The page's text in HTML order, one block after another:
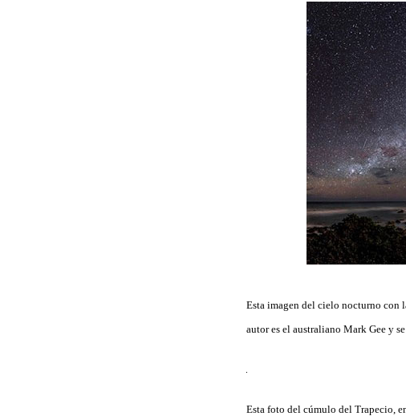
Esta imagen del cielo nocturno con
autor es el australiano Mark Gee y
Esta foto del cúmulo del Trapecio,